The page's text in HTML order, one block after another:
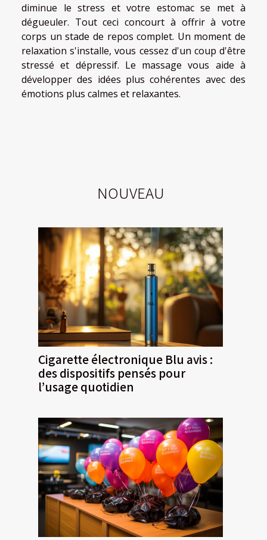
diminue le stress et votre estomac se met à
dégueuler. Tout ceci concourt à offrir à votre
corps un stade de repos complet. Un moment de
relaxation s'installe, vous cessez d'un coup d'être
stressé et dépressif. Le massage vous aide à
développer des idées plus cohérentes avec des
émotions plus calmes et relaxantes.
NOUVEAU
Cigarette électronique Blu avis :
des dispositifs pensés pour
l’usage quotidien